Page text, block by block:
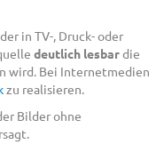
in TV-, Druck- oder
deutlich lesbardie
wird. Bei Internetmedien
zu realisieren.
Bilder ohne